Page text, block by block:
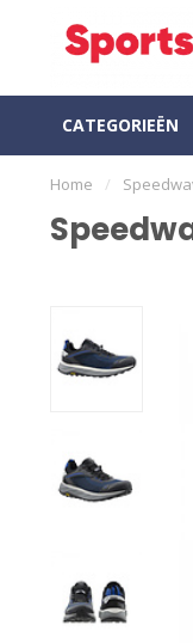
CATEGORIEËN
VEILIGE
Home /